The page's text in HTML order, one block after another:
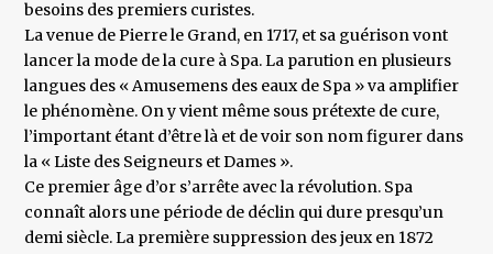
besoins des premiers curistes.
La venue de Pierre le Grand, en 1717, et sa guérison vont
lancer la mode de la cure à Spa. La parution en plusieurs
langues des « Amusemens des eaux de Spa » va amplifier
le phénomène. On y vient même sous prétexte de cure,
l’important étant d’être là et de voir son nom figurer dans
la « Liste des Seigneurs et Dames ».
Ce premier âge d’or s’arrête avec la révolution. Spa
connaît alors une période de déclin qui dure presqu’un
demi siècle. La première suppression des jeux en 1872